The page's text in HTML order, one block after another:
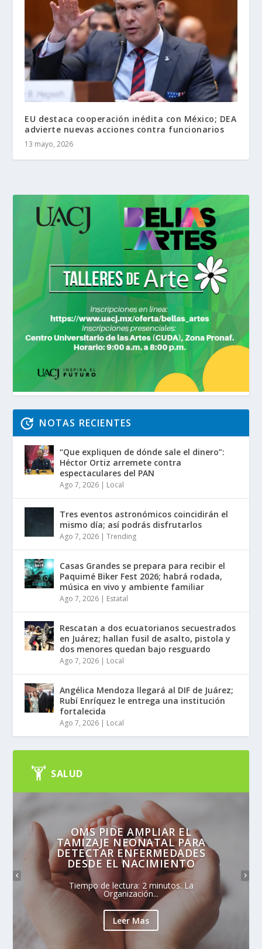
EU destaca cooperación inédita con México; DEA
advierte nuevas acciones contra funcionarios
13 mayo, 2026
NOTAS RECIENTES
“Que expliquen de dónde sale el dinero”:
Héctor Ortiz arremete contra
espectaculares del PAN
Ago 7, 2026 | Local
Tres eventos astronómicos coincidirán el
mismo día; así podrás disfrutarlos
Ago 7, 2026 |Trending
Casas Grandes se prepara para recibir el
Paquimé Biker Fest 2026; habrá rodada,
música en vivo y ambiente familiar
Ago 7, 2026 | Estatal
Rescatan a dos ecuatorianos secuestrados
en Juárez; hallan fusil de asalto, pistola y
dos menores quedan bajo resguardo
Ago 7, 2026 | Local
Angélica Mendoza llegará al DIF de Juárez;
Rubí Enríquez le entrega una institución
fortalecida
Ago 7, 2026 | Local
SALUD
OMS PIDE AMPLIAR EL
TAMIZAJE NEONATAL PARA
DETECTAR ENFERMEDADES
DESDE EL NACIMIENTO
Tiempo de lectura: 2 minutos. La
Organización...
Leer Mas